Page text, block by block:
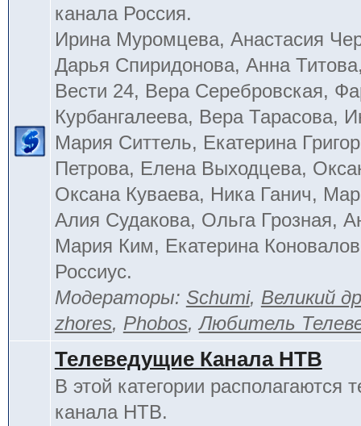
канала Россия.
Ирина Муромцева, Анастасия
Дарья Спиридонова, Анна
Вести 24, Вера Серебровская,
Курбангалеева, Вера Тарасова,
Мария Ситтель, Екатерина
Петрова, Елена Выходцева,
Оксана Куваева, Ника Ганич,
Алия Судакова, Ольга Грозная,
Мария Ким, Екатерина
Россиус.
Модераторы: Schumi, Великий
zhores, Phobos,Любитель
Телеведущие Канала НТВ
В этой категории располагаются
канала НТВ.